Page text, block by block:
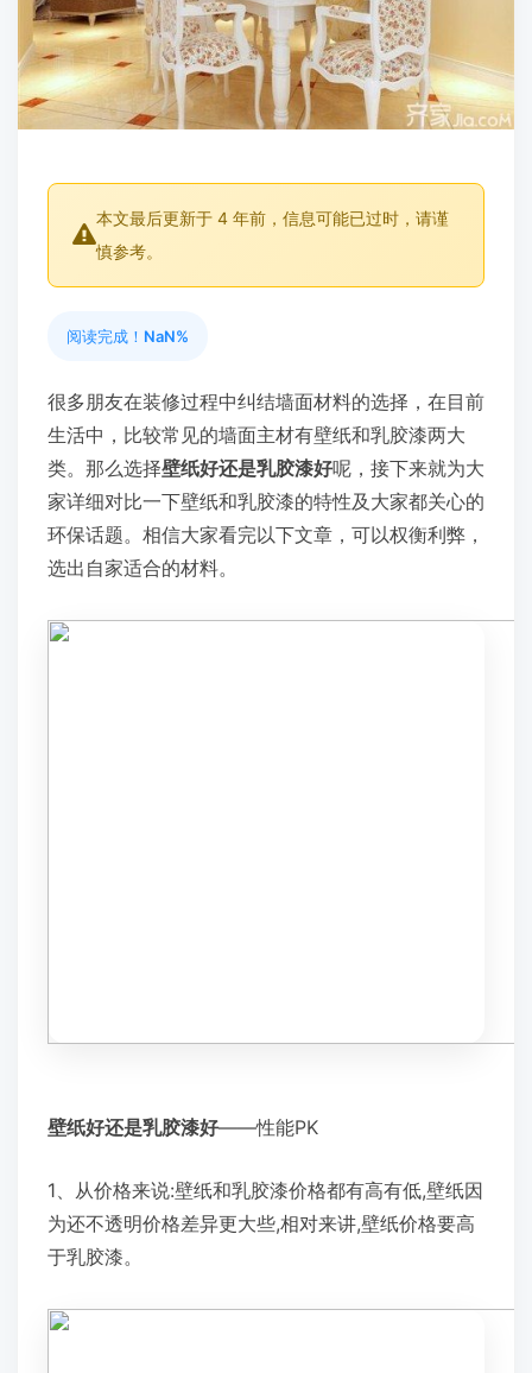
本文最后更新于 4 年前，信息可能已过时，请谨
慎参考。
阅读完成！ NaN%
很多朋友在装修过程中纠结墙面材料的选择，在目前
生活中，比较常见的墙面主材有壁纸和乳胶漆两大
类。那么选择壁纸好还是乳胶漆好呢，接下来就为大
家详细对比一下壁纸和乳胶漆的特性及大家都关心的
环保话题。相信大家看完以下文章，可以权衡利弊，
选出自家适合的材料。
壁纸好还是乳胶漆好——性能PK
1、从价格来说:壁纸和乳胶漆价格都有高有低,壁纸因
为还不透明价格差异更大些,相对来讲,壁纸价格要高
于乳胶漆。